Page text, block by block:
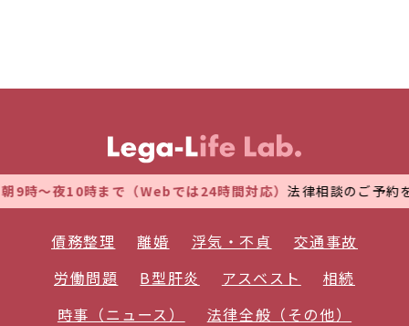
～夜10時まで（Webでは24時間対応）法律相談のご予約を
債務整理 離婚 浮気・不貞
交通事故
労働問題
B型肝炎 アスベスト
相続
時事（ニュース）
法律全般（その他）